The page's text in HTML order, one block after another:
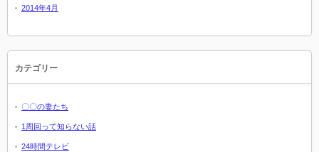
2014年4月
カテゴリー
〇〇の妻たち
1周回って知らない話
24時間テレビ